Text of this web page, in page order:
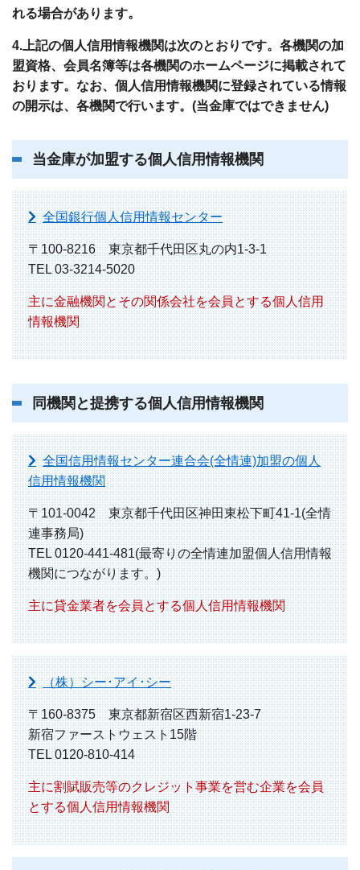
れる場合があります。
4.上記の個人信用情報機関は次のとおりです。各機関の加
盟資格、会員名簿等は各機関のホームページに掲載されて
おります。なお、個人信用情報機関に登録されている情報
の開示は、各機関で行います。(当金庫ではできません)
当金庫が加盟する個人信用情報機関
全国銀行個人信用情報センター
〒100-8216 東京都千代田区丸の内1-3-1
TEL 03-3214-5020
主に金融機関とその関係会社を会員とする個人信用
情報機関
同機関と提携する個人信用情報機関
全国信用情報センター連合会(全情連)加盟の個人
信用情報機関
〒101-0042 東京都千代田区神田東松下町41-1(全情
連事務局)
TEL 0120-441-481(最寄りの全情連加盟個人信用情報
機関につながります。)
主に貸金業者を会員とする個人信用情報機関
（株）シー･アイ･シー
〒160-8375 東京都新宿区西新宿1-23-7
新宿ファーストウェスト15階
TEL 0120-810-414
主に割賦販売等のクレジット事業を営む企業を会員
とする個人信用情報機関